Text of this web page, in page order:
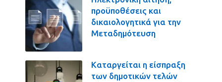
προϋποθέσεις και
δικαιολογητικά για την
Μεταδημότευση
Καταργείται η είσπραξη
των δημοτικών τελών